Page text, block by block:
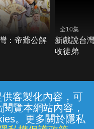
客製化內容，可
覽本網站內容，
。更多關於隱私
：帝爺公解
全10集
新戲說台
收徒弟
條款 隱私權保護